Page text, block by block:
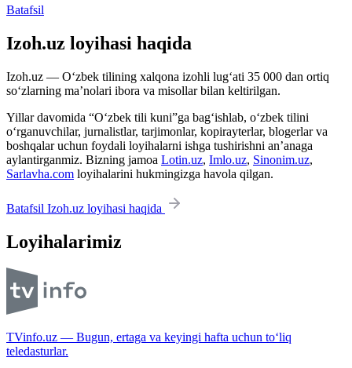
Batafsil
Izoh.uz loyihasi haqida
Izoh.uz — O‘zbek tilining xalqona izohli lug‘ati 35 000 dan ortiq
so‘zlarning ma’nolari ibora va misollar bilan keltirilgan.
Yillar davomida “O‘zbek tili kuni”ga bag‘ishlab, o‘zbek tilini
o‘rganuvchilar, jurnalistlar, tarjimonlar, kopirayterlar, blogerlar va
boshqalar uchun foydali loyihalarni ishga tushirishni an’anaga
aylantirganmiz. Bizning jamoa Lotin.uz, Imlo.uz, Sinonim.uz,
Sarlavha.com loyihalarini hukmingizga havola qilgan.
Batafsil Izoh.uz loyihasi haqida
Loyihalarimiz
TVinfo.uz — Bugun, ertaga va keyingi hafta uchun to‘liq
teledasturlar.